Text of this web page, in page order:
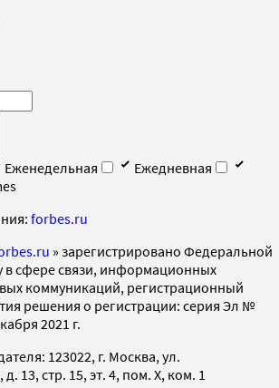
Еженедельная
Ежедневная
forbes.ru
» зарегистрировано Федеральной
в сфере связи, информационных
коммуникаций, регистрационный
решения о регистрации: серия Эл №
2021 г.
123022, г. Москва, ул.
13, стр. 15, эт. 4, пом. X, ком. 1